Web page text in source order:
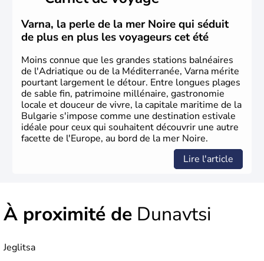
une république parlementaire démocratique. La principale
caractéristique de la Bulgarieest sa division en bandes de
montagnes et de plaines orientées est-ouest.
Varna, la perle de la mer Noire qui séduit
de plus en plus les voyageurs cet été
Moins connue que les grandes stations balnéaires
de l'Adriatique ou de la Méditerranée, Varna mérite
pourtant largement le détour. Entre longues plages
de sable fin, patrimoine millénaire, gastronomie
locale et douceur de vivre, la capitale maritime de la
Bulgarie s'impose comme une destination estivale
idéale pour ceux qui souhaitent découvrir une autre
facette de l'Europe, au bord de la mer Noire.
Lire l'article
À proximité de Dunavtsi
Jeglitsa